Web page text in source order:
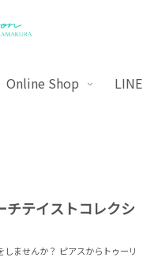
Online Shop LINE
チテイストコレクシ
ませんか？ ピアスからトゥーリ